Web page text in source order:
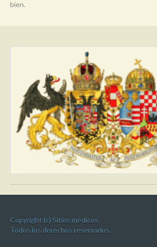
bien.
Copyright (c) Sitios médicos
Todos los derechos reservados.